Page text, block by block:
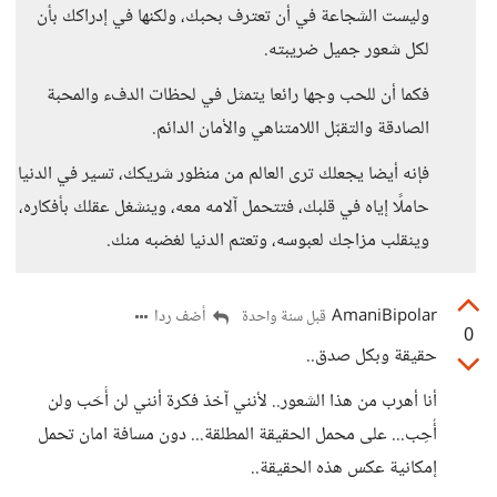
وليست الشجاعة في أن تعترف بحبك، ولكنها في إدراكك بأن
لكل شعور جميل ضريبته.
فكما أن للحب وجها رائعا يتمثل في لحظات الدفء والمحبة
الصادقة والتقبّل اللامتناهي والأمان الدائم.
فإنه أيضا يجعلك ترى العالم من منظور شريكك، تسير في الدنيا
حاملًا إياه في قلبك، فتتحمل آلامه معه، وينشغل عقلك بأفكاره،
وينقلب مزاجك لعبوسه، وتعتم الدنيا لغضبه منك.
0
AmaniBipolar قبل سنة واحدة أضف ردا
حقيقة وبكل صدق..
أنا أهرب من هذا الشعور.. لأنني آخذ فكرة أنني لن أُحَب ولن
أُحِب... على محمل الحقيقة المطلقة... دون مسافة امان تحمل
إمكانية عكس هذه الحقيقة..